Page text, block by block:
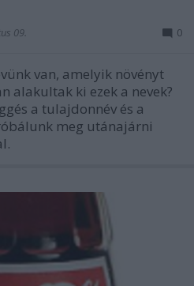
09. 0
van, amelyik növényt
alakultak ki ezek a nevek?
a tulajdonnév és a
meg utánajárni